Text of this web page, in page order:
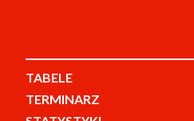
TABELE
TERMINARZ